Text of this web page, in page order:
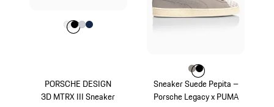
PORSCHE DESIGN
3D MTRX III Sneaker
Farbe
Farbeweiß
Farbe
FarbeFarbe
Sneaker Suede Pepita –
Porsche Legacy x PUMA
Farbe
FarbeFarbe